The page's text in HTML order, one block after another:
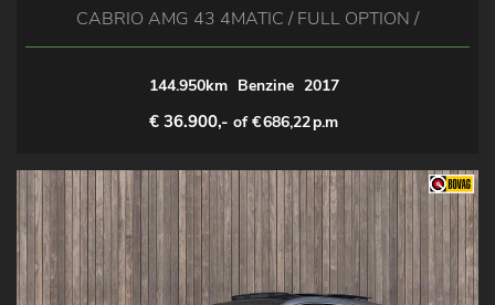
CABRIO AMG 43 4MATIC / FULL OPTION /
144.950km Benzine 2017
€ 36.900,- of €686,22p.m